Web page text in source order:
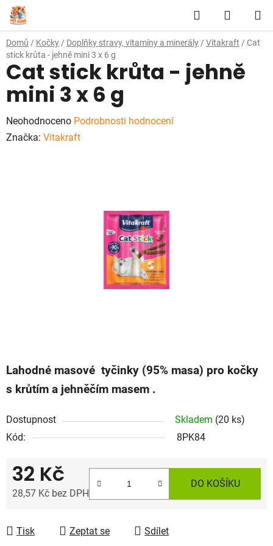
Přejít
na
obsah
Hledat
KOŠÍK
Domů / Kočky / Doplňky stravy, vitamíny a minerály / Vitakraft / Cat
stick krůta - jehně mini 3 x 6 g
Lahodné masové tyčinky (95% masa) pro kočky
s krůtím a jehněčím masem .
Dostupnost Skladem (20 ks)
Kód:
8PK84
32 Kč
28,57 Kč bez DPH
DO KOŠÍKU
Tisk Zeptat se Sdílet
Cat stick krůta - jehně
mini 3 x 6 g
Průměrné
hodnocení
Neohodnoceno Podrobnosti hodnocení
Značka: Vitakraft